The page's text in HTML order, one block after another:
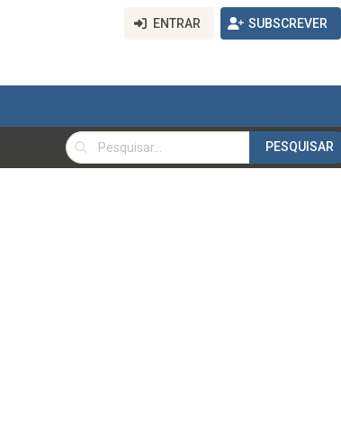
ENTRAR SUBSCREVER
PESQUISAR
PESQUISAR